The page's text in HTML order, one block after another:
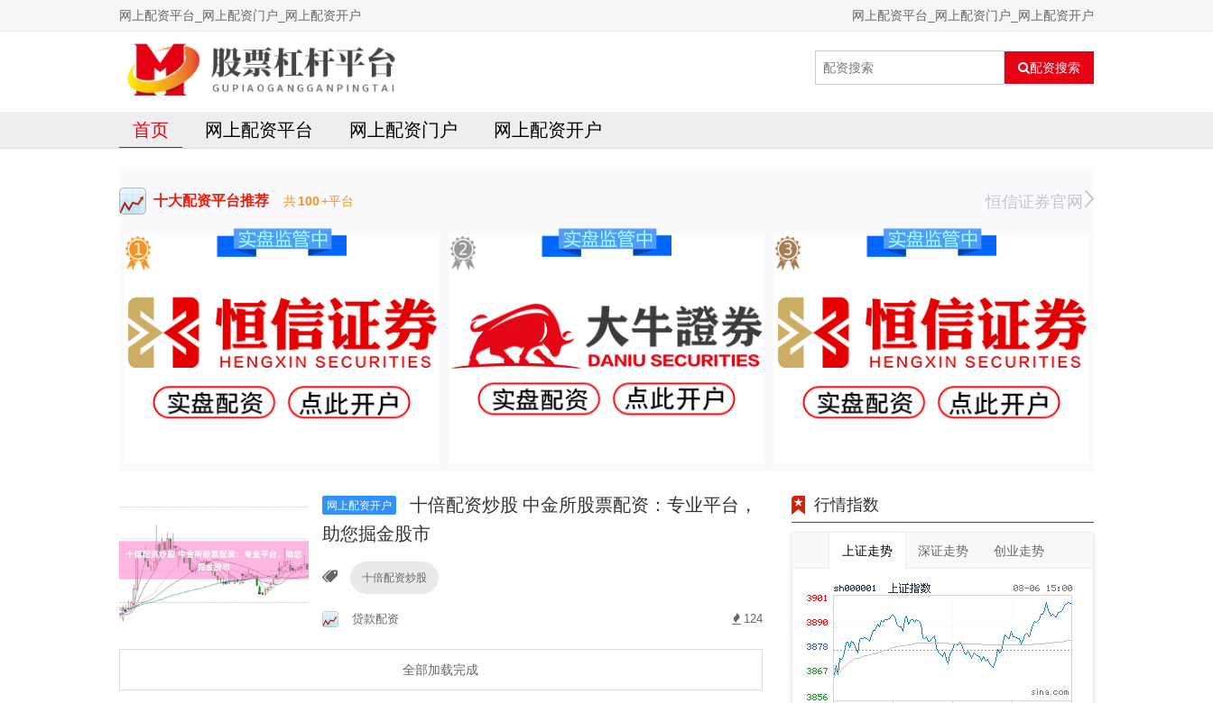
网上配资平台_网上配资门户_网上配资开户 网上配资平台_网上配资门户_网上配资开户
配资搜索
首页 网上配资平台 网上配资门户 网上配资开户
十大配资平台推荐 共100+平台 恒信证券官网
网上配资开户
十倍配资炒股 中金所股票配资：专业平台，
助您掘金股市
十倍配资炒股
贷款配资 124
全部加载完成
行情指数
上证走势 深证走势 创业走势